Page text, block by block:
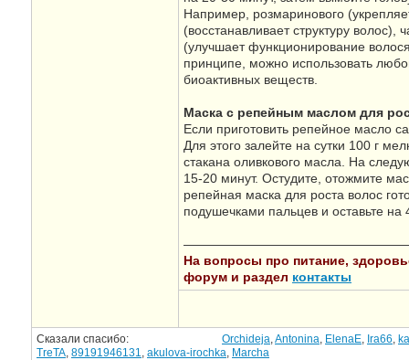
Например, розмаринового
(восстанавливает структуру
(улучшает функционирование
принципе, можно использовать
биоактивных веществ.
Маска с репейным маслом для
Если приготовить репейное масло
Для этого залейте на сутки 100 г
стакана оливкового масла. На
15-20 минут. Остудите, отожмите
репейная маска для роста волос
подушечками пальцев и оставьте на
На вопросы про питание,
форум и раздел контакты
Сказали спасибо: Orchideja,Antonina, ElenaE, Ira66,
TreTA, 89191946131, akulova-irochka, Marcha